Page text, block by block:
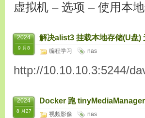
虚拟机 – 选项 – 使用本
2024
9 月8
解决alist3 挂载本地存储(U盘)
编程学习 nas
http://10.10.10.3:5244/
2024
8 月27
Docker 跑 tinyMediaManager
视频影像 nas